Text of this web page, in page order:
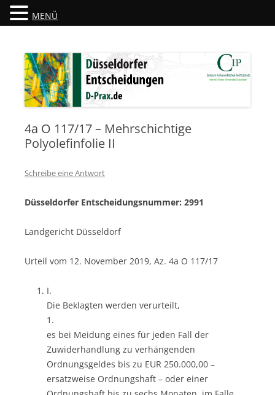
Düsseldorfer Entscheidungen
4a O 117/17 – Mehrschichtige
Polyolefinfolie II
Schreibe eine Antwort
Düsseldorfer Entscheidungsnummer: 2991
Landgericht Düsseldorf
Urteil vom 12. November 2019, Az. 4a O 117/17
I.
Die Beklagten werden verurteilt,
1.
es bei Meidung eines für jeden Fall der
Zuwiderhandlung zu verhängenden
Ordnungsgeldes bis zu EUR 250.000,00 –
ersatzweise Ordnungshaft – oder einer
MENÜ